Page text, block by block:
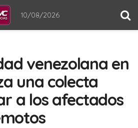
10/08/2026
venezolana en
una colecta
a los afectados